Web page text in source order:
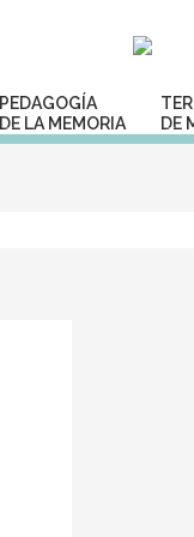
PEDAGOGÍA
DE LA MEMORIA
DE